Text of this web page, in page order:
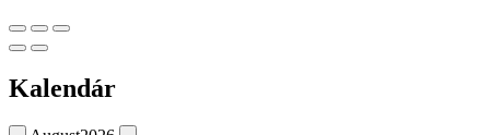
Kalendár